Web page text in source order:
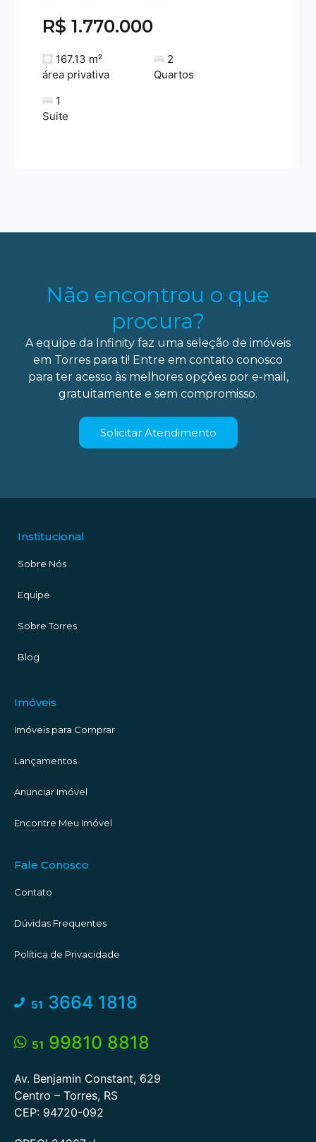
R$ 1.770.000
167.13 m²
área privativa
2
Quartos
1
Suite
Não encontrou o que
procura?
A equipe da Infinity faz uma seleção de imóveis
em Torres para ti! Entre em contato conosco
para ter acesso às melhores opções por e-mail,
gratuitamente e sem compromisso.
Solicitar Atendimento
Institucional
Sobre Nós
Equipe
Sobre Torres
Blog
Imóveis
Imóveis para Comprar
Lançamentos
Anunciar Imóvel
Encontre Meu Imóvel
Fale Conosco
Contato
Dúvidas Frequentes
Política de Privacidade
51 3664 1818
51 99810 8818
Av. Benjamin Constant, 629
Centro – Torres, RS
CEP: 94720-092